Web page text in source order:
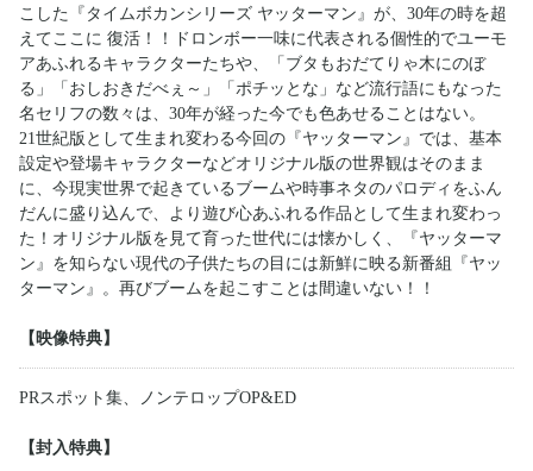
こした『タイムボカンシリーズ ヤッターマン』が、30年の時を超
えてここに 復活！！ドロンボー一味に代表される個性的でユーモ
アあふれるキャラクターたちや、「ブタもおだてりゃ木にのぼ
る」「おしおきだべぇ～」「ポチッとな」など流行語にもなった
名セリフの数々は、30年が経った今でも色あせることはない。
21世紀版として生まれ変わる今回の『ヤッターマン』では、基本
設定や登場キャラクターなどオリジナル版の世界観はそのまま
に、今現実世界で起きているブームや時事ネタのパロディをふん
だんに盛り込んで、より遊び心あふれる作品として生まれ変わっ
た！オリジナル版を見て育った世代には懐かしく、『ヤッターマ
ン』を知らない現代の子供たちの目には新鮮に映る新番組『ヤッ
ターマン』。再びブームを起こすことは間違いない！！
【映像特典】
PRスポット集、ノンテロップOP&ED
【封入特典】